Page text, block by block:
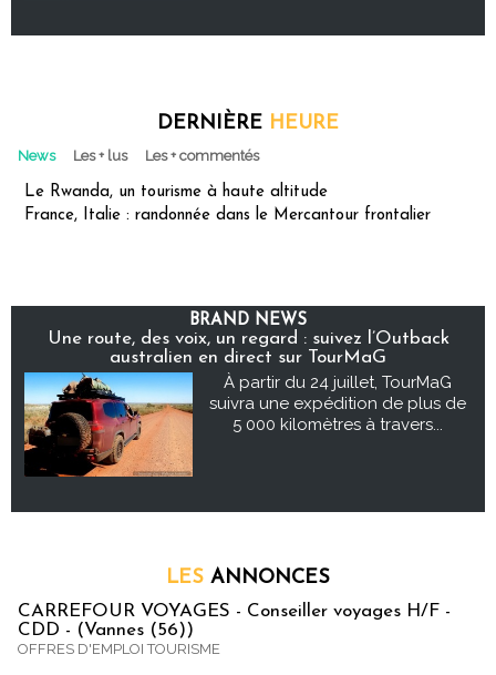
DERNIÈRE HEURE
News Les + lus Les + commentés
Le Rwanda, un tourisme à haute altitude
France, Italie : randonnée dans le Mercantour frontalier
BRAND NEWS
Une route, des voix, un regard : suivez l’Outback
australien en direct sur TourMaG
À partir du 24 juillet, TourMaG
suivra une expédition de plus de
5 000 kilomètres à travers...
LES ANNONCES
CARREFOUR VOYAGES - Conseiller voyages H/F -
CDD - (Vannes (56))
OFFRES D'EMPLOI TOURISME